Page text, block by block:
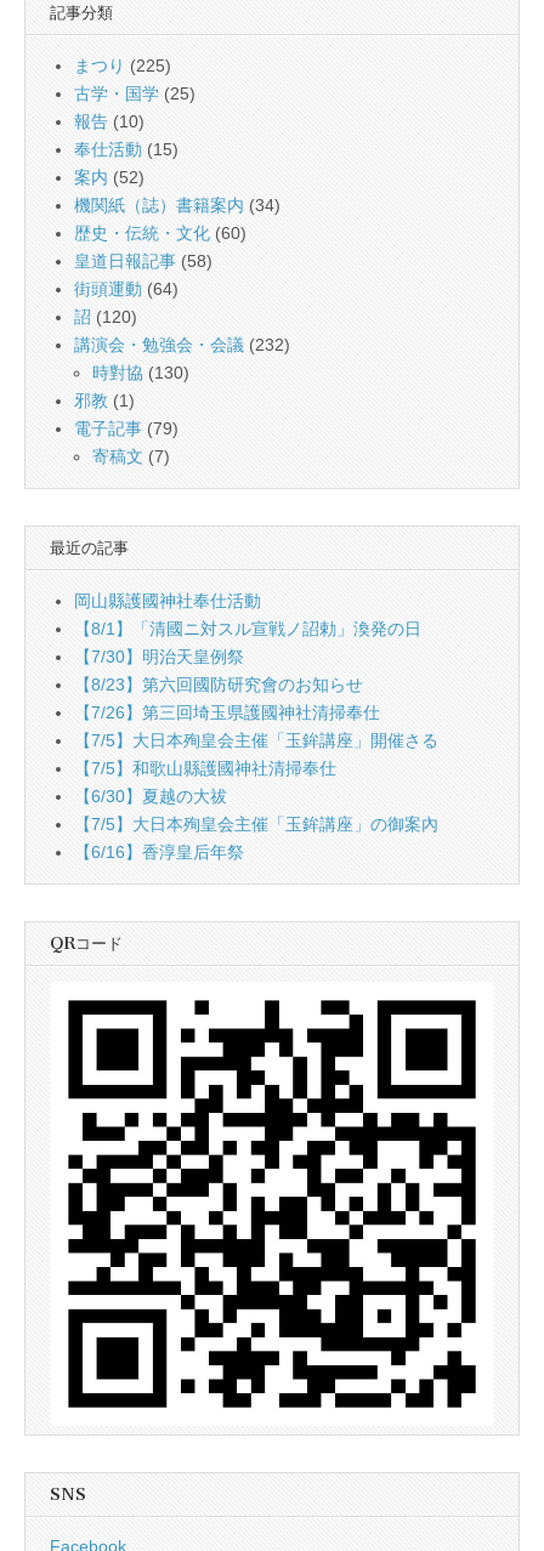
記事分類
まつり (225)
古学・国学 (25)
報告 (10)
奉仕活動 (15)
案内 (52)
機関紙（誌）書籍案内 (34)
歴史・伝統・文化 (60)
皇道日報記事 (58)
街頭運動 (64)
詔 (120)
講演会・勉強会・会議 (232)
時對協 (130)
邪教 (1)
電子記事 (79)
寄稿文 (7)
最近の記事
岡山縣護國神社奉仕活動
【8/1】「清國ニ対スル宣戦ノ詔勅」渙発の日
【7/30】明治天皇例祭
【8/23】第六回國防研究會のお知らせ
【7/26】第三回埼玉県護國神社清掃奉仕
【7/5】大日本殉皇会主催「玉鉾講座」開催さる
【7/5】和歌山縣護國神社清掃奉仕
【6/30】夏越の大祓
【7/5】大日本殉皇会主催「玉鉾講座」の御案內
【6/16】香淳皇后年祭
QRコード
SNS
Facebook